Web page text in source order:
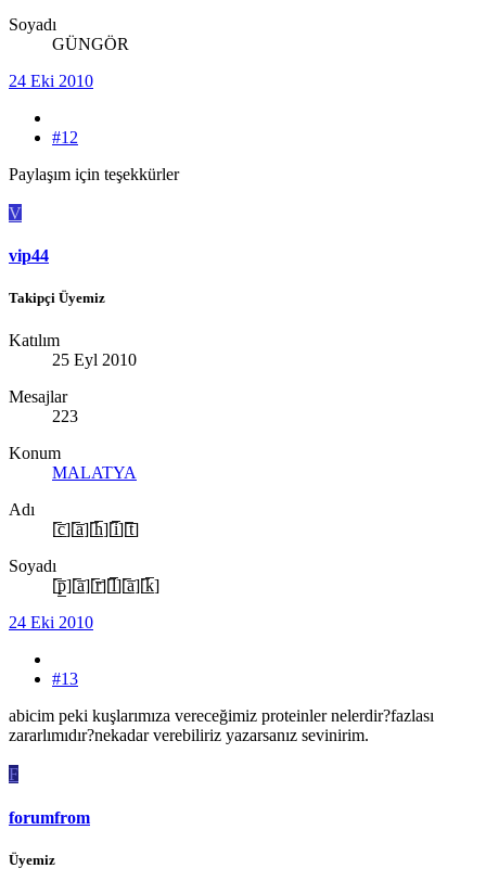
Soyadı
GÜNGÖR
24 Eki 2010
#12
Paylaşım için teşekkürler
V
vip44
Takipçi Üyemiz
Katılım
25 Eyl 2010
Mesajlar
223
Konum
MALATYA
Adı
[̲̅c̲̅][̲̅a̲̅][̲̅h̲̅][̲̅i̲̅][̲̅t̲̅]
Soyadı
[̲̅p̲̅][̲̅a̲̅][̲̅r̲̅][̲̅l̲̅][̲̅a̲̅][̲̅k̲̅]
24 Eki 2010
#13
abicim peki kuşlarımıza vereceğimiz proteinler nelerdir?fazlası
zararlımıdır?nekadar verebiliriz yazarsanız sevinirim.
F
forumfrom
Üyemiz